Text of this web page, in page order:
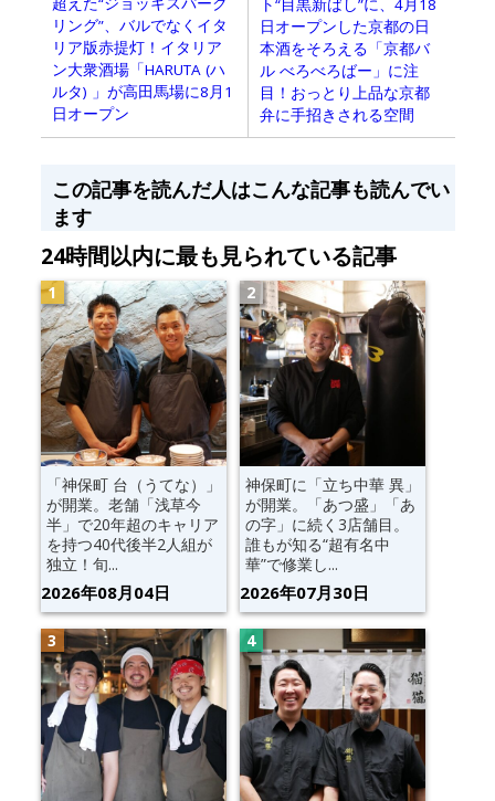
リング”、バルでなくイタ
リア版赤提灯！イタリア
ン大衆酒場「HARUTA (ハ
ルタ) 」が高田馬場に8月1
日オープン
日オープンした京都の日
本酒をそろえる「京都バ
ル べろべろばー」に注
目！おっとり上品な京都
弁に手招きされる空間
この記事を読んだ人はこんな記事も読んでい
ます
24時間以内に最も見られている記事
「神保町 台（うてな）」
が開業。老舗「浅草今
半」で20年超のキャリア
を持つ40代後半2人組が
独立！旬...
2026年08月04日
神保町に「立ち中華 異」
が開業。「あつ盛」「あ
の字」に続く3店舗目。
誰もが知る“超有名中
華”で修業し...
2026年07月30日